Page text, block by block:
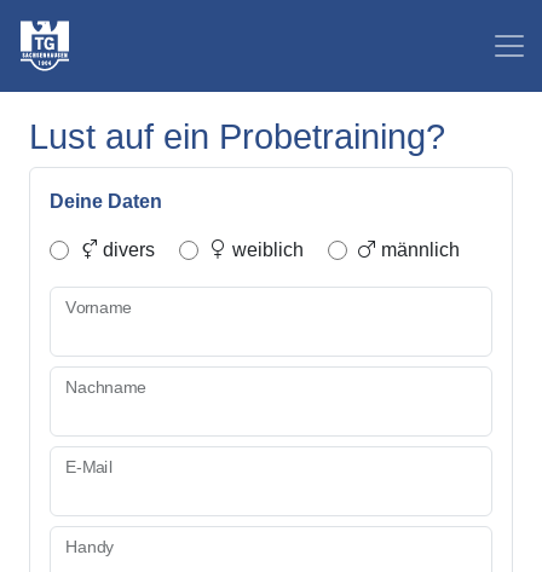
Lust auf ein Probetraining?
Deine Daten
divers weiblich männlich
Vorname
Nachname
E-Mail
Handy